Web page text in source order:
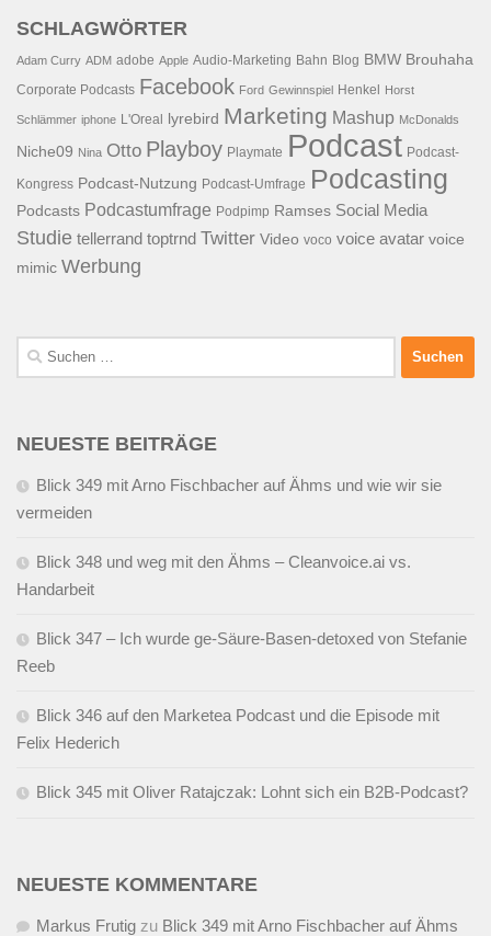
SCHLAGWÖRTER
Adam Curry ADM adobe Apple Audio-Marketing Bahn Blog BMW Brouhaha
Corporate Podcasts Facebook Ford Gewinnspiel Henkel Horst
Schlämmer iphone L'Oreal lyrebird Marketing Mashup McDonalds
Niche09 Nina Otto Playboy Playmate Podcast Podcast-
Kongress Podcast-Nutzung Podcast-Umfrage Podcasting
Podcasts Podcastumfrage Podpimp Ramses Social Media
Studie tellerrand toptrnd Twitter Video voco voice avatar voice
mimic Werbung
Suchen
nach:
NEUESTE BEITRÄGE
Blick 349 mit Arno Fischbacher auf Ähms und wie wir sie
vermeiden
Blick 348 und weg mit den Ähms – Cleanvoice.ai vs.
Handarbeit
Blick 347 – Ich wurde ge-Säure-Basen-detoxed von Stefanie
Reeb
Blick 346 auf den Marketea Podcast und die Episode mit
Felix Hederich
Blick 345 mit Oliver Ratajczak: Lohnt sich ein B2B-Podcast?
NEUESTE KOMMENTARE
Markus Frutig zu Blick 349 mit Arno Fischbacher auf Ähms